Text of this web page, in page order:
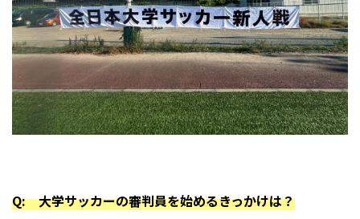
Q: 大学サッカーの審判員を始めるきっかけは？